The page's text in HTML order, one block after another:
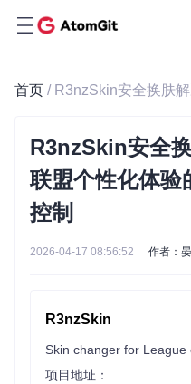
首页
R3nzSkin安全
联盟个性化体验
控制
2026-04-17 08:56:52 作者：
R3nzSkin
Skin changer for
项目地址：